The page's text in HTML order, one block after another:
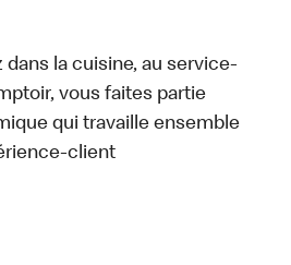
dans la cuisine, au service-
vous faites partie
qui travaille ensemble
client